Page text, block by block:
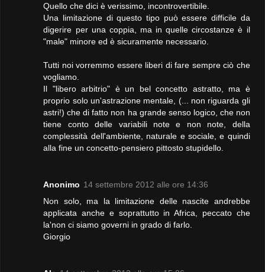
Quello che dici è verissimo, incontrovertibile.
Una limitazione di questo tipo può essere difficile da
digerire per una coppia, ma in quelle circostanze è il
"male" minore ed è sicuramente necessario.
Tutti noi vorremmo essere liberi di fare sempre ciò che
vogliamo.
Il "libero arbitrio" è un bel concetto astratto, ma è
proprio solo un'astrazione mentale, (... non riguarda gli
astri!) che di fatto non ha grande senso logico, che non
tiene conto delle variabili note e non note, della
complessità dell'ambiente, naturale e sociale, e quindi
alla fine un concetto-pensiero pittosto stupidello.
Anonimo 14 settembre 2012 alle ore 14:36
Non solo, ma la limitazione delle nascite andrebbe
applicata anche e soprattutto in Africa, peccato che
la'non ci siamo governi in grado di farlo.
Giorgio